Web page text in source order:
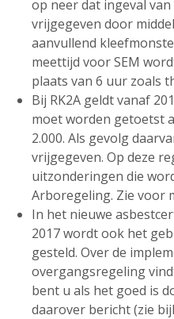
op neer dat ingeval
vrijgegeven door
aanvullend
meettijd voor SEM
plaats van 6 uur zoals
Bij RK2A geldt vanaf
moet worden getoetst
2.000. Als gevolg
vrijgegeven. Op deze
uitzonderingen die
Arboregeling. Zie voor
In het nieuwe
2017 wordt ook het
gesteld. Over de
overgangsregeling
bent u als het goed is
daarover bericht (zie